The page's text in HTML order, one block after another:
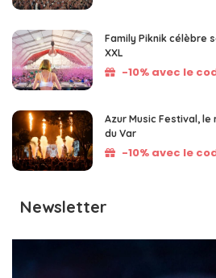
Family Piknik célèbre
XXL
-10% avec le
Azur Music Festival,
du Var
-10% avec le
Newsletter